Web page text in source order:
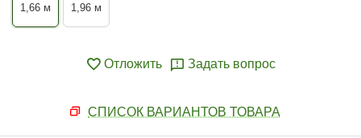
1,66 м 1,96 м
Отложить Задать вопрос
СПИСОК ВАРИАНТОВ ТОВАРА